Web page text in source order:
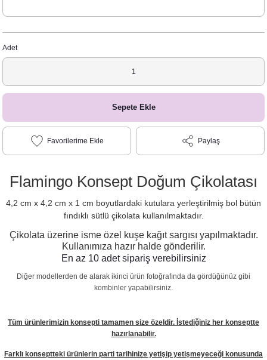
Adet
Sepete Ekle
Paylaş
Flamingo Konsept Doğum Çikolatası
4,2 cm x 4,2 cm x 1 cm boyutlardaki kutulara yerleştirilmiş bol bütün
fındıklı sütlü çikolata kullanılmaktadır.
Çikolata üzerine isme özel kuşe kağıt sargısı yapılmaktadır.
Kullanımıza hazır halde gönderilir.
En az 10 adet sipariş verebilirsiniz
Diğer modellerden de alarak ikinci ürün fotoğrafında da gördüğünüz gibi
kombinler yapabilirsiniz.
Tüm ürünlerimizin konsepti tamamen size özeldir. İstediğiniz her konseptte
hazırlanabilir.
Farklı konseptteki ürünlerin parti tarihinize yetişip yetişmeyeceği konusunda